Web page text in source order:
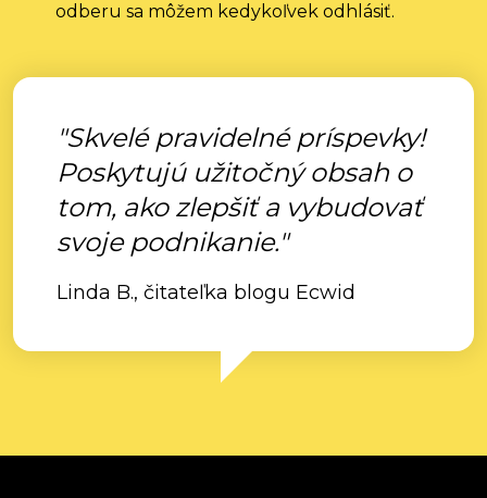
odberu sa môžem kedykoľvek odhlásiť.
"Skvelé pravidelné príspevky!
Poskytujú užitočný obsah o
tom, ako zlepšiť a vybudovať
svoje podnikanie."
Linda B., čitateľka blogu Ecwid